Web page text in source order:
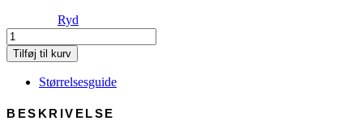
Ryd
Edward
Soft
-
Paper
Tilføj til kurv
Størrelsesguide
BESKRIVELSE